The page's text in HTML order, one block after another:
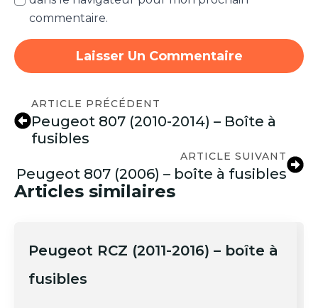
commentaire.
ARTICLE PRÉCÉDENT
Peugeot 807 (2010-2014) – Boîte à
fusibles
ARTICLE SUIVANT
Peugeot 807 (2006) – boîte à fusibles
Articles similaires
Peugeot RCZ (2011-2016) – boîte à
fusibles